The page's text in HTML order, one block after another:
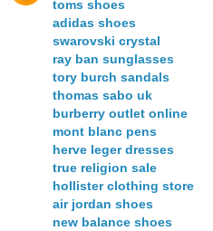
toms shoes
adidas shoes
swarovski crystal
ray ban sunglasses
tory burch sandals
thomas sabo uk
burberry outlet online
mont blanc pens
herve leger dresses
true religion sale
hollister clothing store
air jordan shoes
new balance shoes